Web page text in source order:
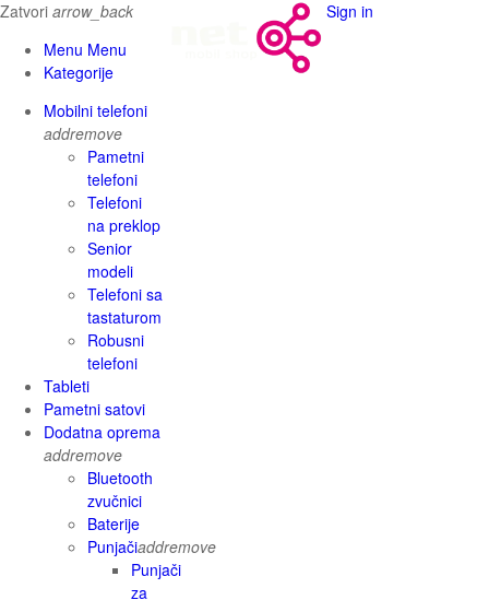
Zatvori arrow_back
Menu Menu
Kategorije
Mobilni telefoni
addremove
Pametni
telefoni
Telefoni
na preklop
Senior
modeli
Telefoni sa
tastaturom
Robusni
telefoni
Tableti
Pametni satovi
Dodatna oprema
addremove
Bluetooth
zvučnici
Baterije
Punjačiaddremove
Punjači
za
Sign in